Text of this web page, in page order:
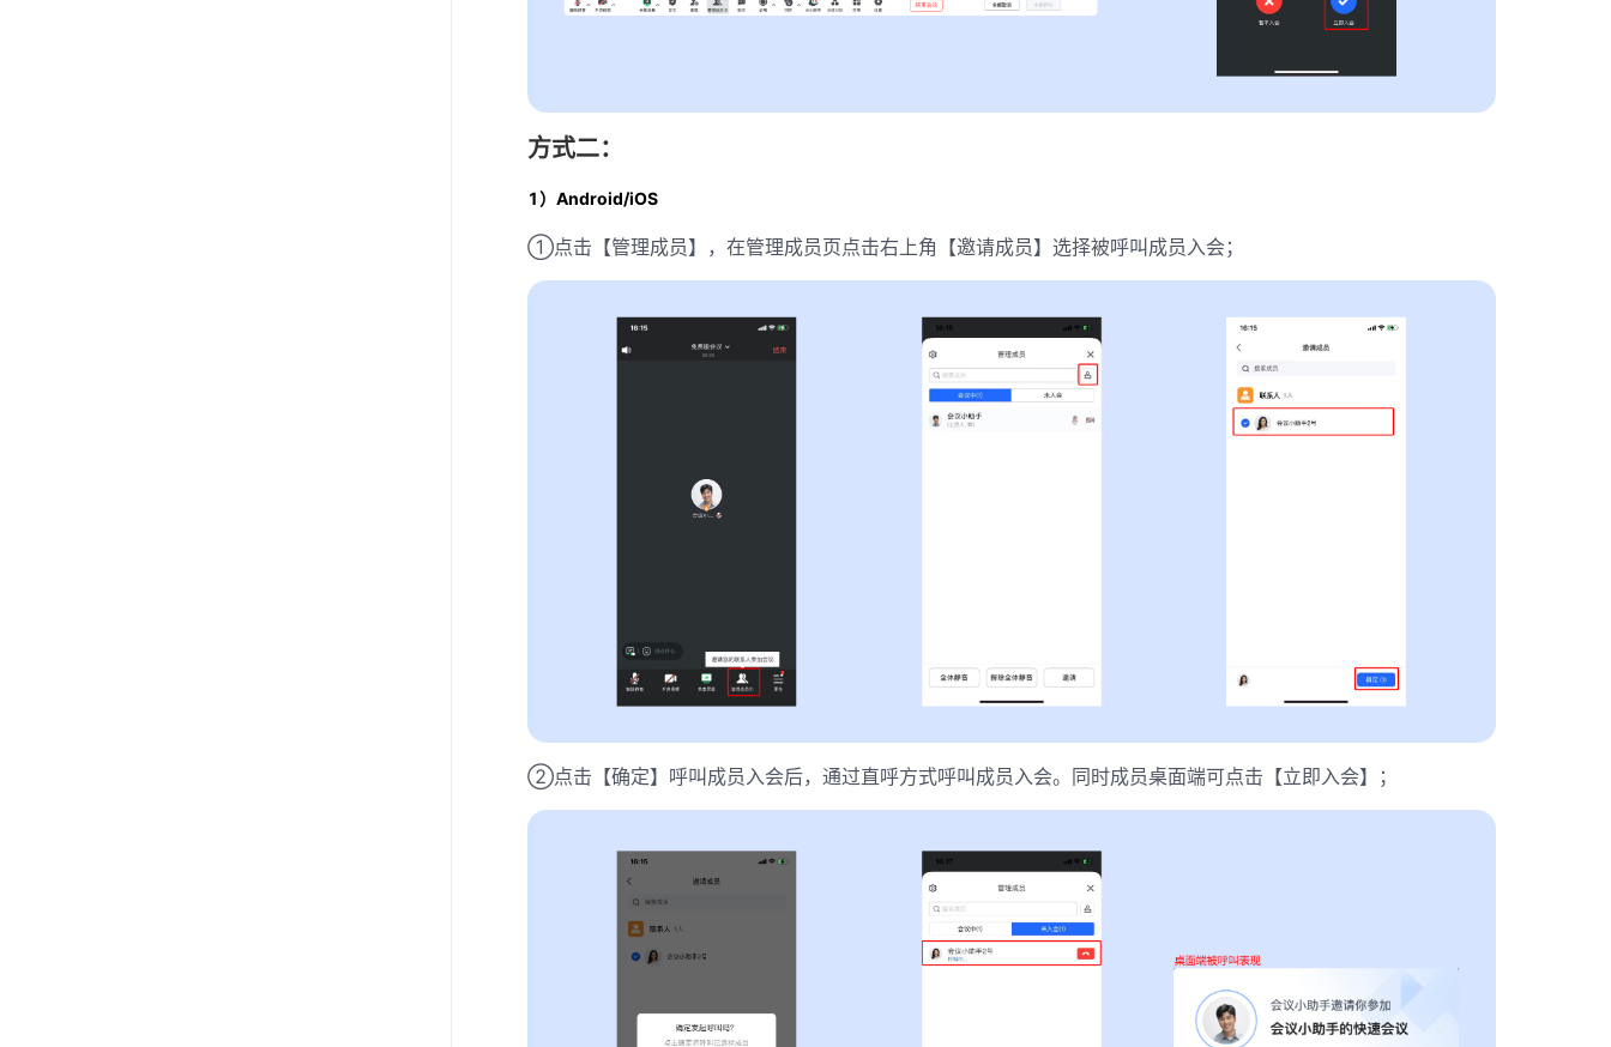
方式二：
1）Android/iOS
①点击【管理成员】，在管理成员页点击右上角【邀请成员】选择被呼叫成员入会；
②点击【确定】呼叫成员入会后，通过直呼方式呼叫成员入会。同时成员桌面端可点击【立即入会】；